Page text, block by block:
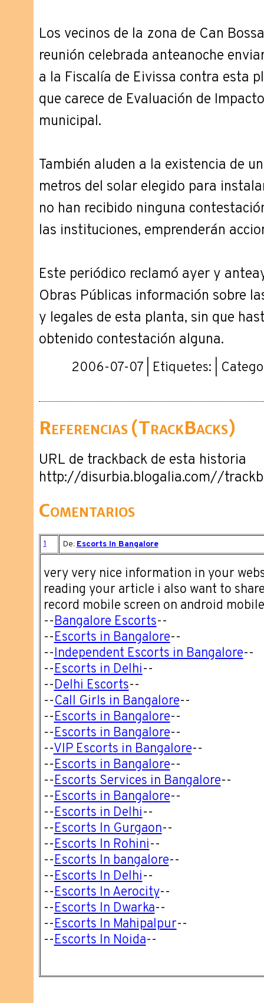
Los vecinos de la zona de Can
reunión celebrada anteanoche
a la Fiscalía de Eivissa contra esta
que carece de Evaluación de
municipal.
También aluden a la existencia de
metros del solar elegido para
no han recibido ninguna
las instituciones, emprenderán
Este periódico reclamó ayer y
Obras Públicas información sobre
y legales de esta planta, sin que
obtenido contestación alguna.
2006-07-07 | Etiquetes: |
Referencias (TrackBacks)
URL de trackback de esta historia
http://disurbia.blogalia.com//
Comentarios
1 De: Escorts In Bangalore
very very nice information in your
reading your article i also want to
record mobile screen on android mobile
--Bangalore Escorts--
--Escorts in Bangalore--
--Independent Escorts in Bangalore--
--Escorts in Delhi--
--Delhi Escorts--
--Call Girls in Bangalore--
--Escorts in Bangalore--
--Escorts in Bangalore--
--VIP Escorts in Bangalore--
--Escorts in Bangalore--
--Escorts Services in Bangalore--
--Escorts in Bangalore--
--Escorts in Delhi--
--Escorts In Gurgaon--
--Escorts In Rohini--
--Escorts In bangalore--
--Escorts In Delhi--
--Escorts In Aerocity--
--Escorts In Dwarka--
--Escorts In Mahipalpur--
--Escorts In Noida--